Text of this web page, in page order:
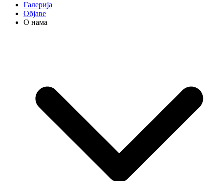
Галерија
Објаве
О нама